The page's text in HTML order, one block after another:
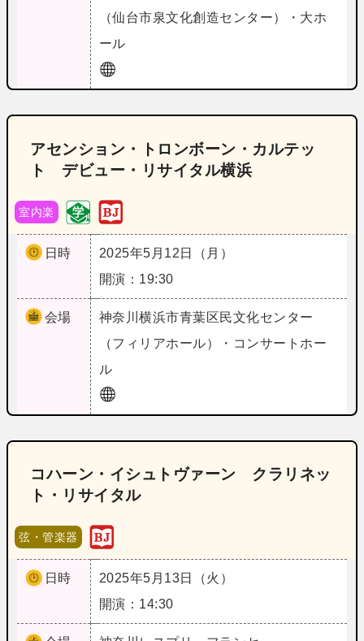
（仙台市泉文化創造センター）・大ホ
ール
アセンション・トロンボーン・カルテッ
ト デビュー・リサイタル横浜
室内楽
日時
2025年5月12日（月）
開演：19:30
会場 神奈川横浜市青葉区民文化センター
（フィリアホール）・コンサートホー
ル
コハーン・イシュトヴァーン クラリネッ
ト・リサイタル
弦・管楽器
日時
2025年5月13日（火）
開演：14:30